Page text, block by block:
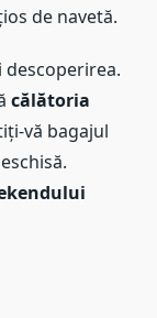
de navetă.
descoperirea.
călătoria
vă bagajul